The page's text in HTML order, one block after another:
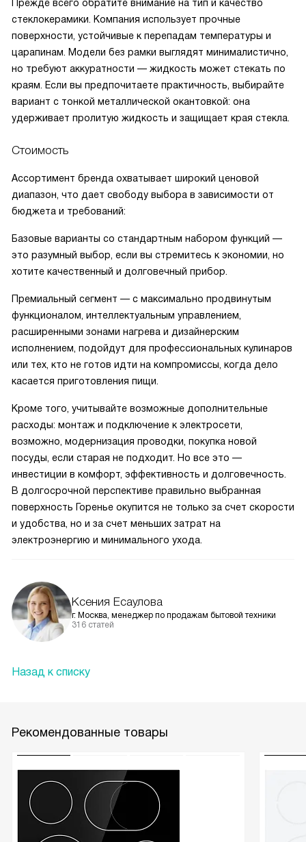
Прежде всего обратите внимание на тип и качество
стеклокерамики. Компания использует прочные
поверхности, устойчивые к перепадам температуры и
царапинам. Модели без рамки выглядят минималистично,
но требуют аккуратности — жидкость может стекать по
краям. Если вы предпочитаете практичность, выбирайте
вариант с тонкой металлической окантовкой: она
удерживает пролитую жидкость и защищает края стекла.
Стоимость
Ассортимент бренда охватывает широкий ценовой
диапазон, что дает свободу выбора в зависимости от
бюджета и требований:
Базовые варианты со стандартным набором функций —
это разумный выбор, если вы стремитесь к экономии, но
хотите качественный и долговечный прибор.
Премиальный сегмент — с максимально продвинутым
функционалом, интеллектуальным управлением,
расширенными зонами нагрева и дизайнерским
исполнением, подойдут для профессиональных кулинаров
или тех, кто не готов идти на компромиссы, когда дело
касается приготовления пищи.
Кроме того, учитывайте возможные дополнительные
расходы: монтаж и подключение к электросети,
возможно, модернизация проводки, покупка новой
посуды, если старая не подходит. Но все это —
инвестиции в комфорт, эффективность и долговечность.
В долгосрочной перспективе правильно выбранная
поверхность Горенье окупится не только за счет скорости
и удобства, но и за счет меньших затрат на
электроэнергию и минимального ухода.
Ксения Есаулова
г. Москва, менеджер по продажам бытовой техники
316 статей
Назад к списку
Рекомендованные товары